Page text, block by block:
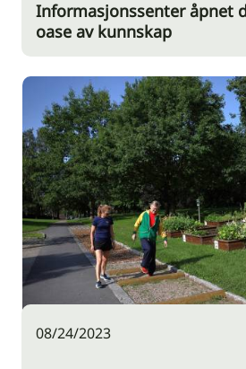
Informasjonssenter åpnet
oase av kunnskap
08/24/2023